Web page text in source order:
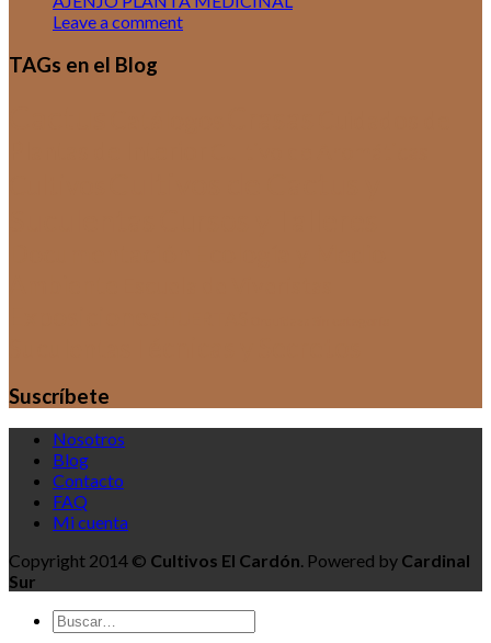
Leave a comment
TAGs en el Blog
Suscríbete
Nosotros
Blog
Contacto
FAQ
Mi cuenta
Copyright 2014 © Cultivos El Cardón. Powered by Cardinal
Sur